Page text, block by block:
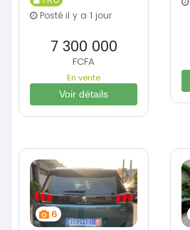
Posté il y a 1 jour
7 300 000
FCFA
En vente
Voir détails
6